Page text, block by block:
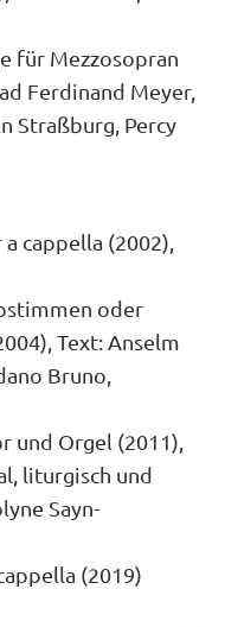
für Mezzosopran
Ferdinand Meyer,
Straßburg, Percy
cappella (2002),
oder
Text: Anselm
Bruno,
und Orgel (2011),
liturgisch und
Sayn-
(2019)